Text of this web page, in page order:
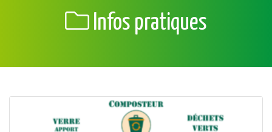
Infos pratiques